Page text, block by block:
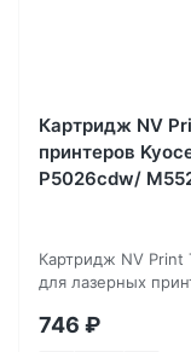
Картридж NV
принтеров
P5026cdw/
Картридж NV
для лазерных
746 ₽